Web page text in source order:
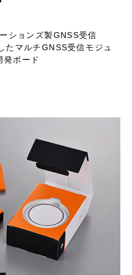
ションズ製GNSS受信
マルチGNSS受信モジュ
ボード